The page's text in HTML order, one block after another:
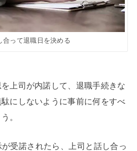
合って退職日を決める
上司が内諾して、退職手続きな
にしないように事前に何をすべ
。
受諾されたら、上司と話し合っ